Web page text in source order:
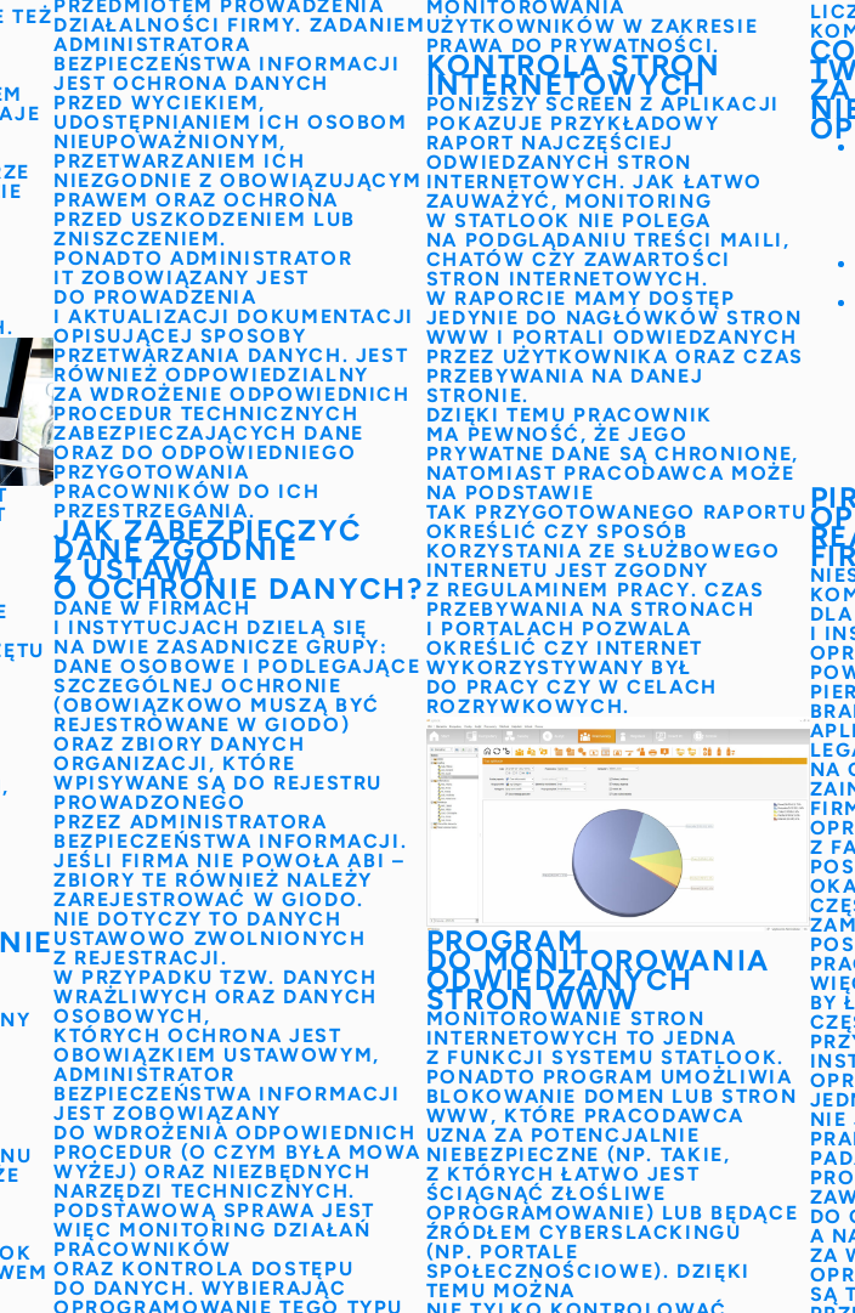
TEŻ
PRZEDMIOTEM PROWADZENIA
DZIAŁALNOŚCI FIRMY. ZADANIEM
ADMINISTRATORA
BEZPIECZEŃSTWA INFORMACJI
JEST OCHRONA DANYCH
PRZED WYCIEKIEM,
UDOSTĘPNIANIEM ICH OSOBOM
NIEUPOWAŻNIONYM,
PRZETWARZANIEM ICH
NIEZGODNIE Z OBOWIĄZUJĄCYM
PRAWEM ORAZ OCHRONA
PRZED USZKODZENIEM LUB
ZNISZCZENIEM.
PONADTO ADMINISTRATOR
IT ZOBOWIĄZANY JEST
DO PROWADZENIA
I AKTUALIZACJI DOKUMENTACJI
OPISUJĄCEJ SPOSOBY
PRZETWARZANIA DANYCH. JEST
RÓWNIEŻ ODPOWIEDZIALNY
ZA WDROŻENIE ODPOWIEDNICH
PROCEDUR TECHNICZNYCH
ZABEZPIECZAJĄCYCH DANE
ORAZ DO ODPOWIEDNIEGO
PRZYGOTOWANIA
PRACOWNIKÓW DO ICH
PRZESTRZEGANIA.
JAK ZABEZPIECZYĆ
DANE ZGODNIE
Z USTAWĄ
O OCHRONIE DANYCH?
DANE W FIRMACH
I INSTYTUCJACH DZIELĄ SIĘ
NA DWIE ZASADNICZE GRUPY:
DANE OSOBOWE I PODLEGAJĄCE
SZCZEGÓLNEJ OCHRONIE
(OBOWIĄZKOWO MUSZĄ BYĆ
REJESTROWANE WGIODO)
ORAZ ZBIORY DANYCH
ORGANIZACJI, KTÓRE
WPISYWANE SĄ DO REJESTRU
PROWADZONEGO
PRZEZ ADMINISTRATORA
BEZPIECZEŃSTWA INFORMACJI.
JEŚLI FIRMA NIE POWOŁAABI –
ZBIORY TE RÓWNIEŻ NALEŻY
ZAREJESTROWAĆ WGIODO.
NIE DOTYCZY TO DANYCH
USTAWOWO ZWOLNIONYCH
Z REJESTRACJI.
W PRZYPADKU TZW. DANYCH
WRAŻLIWYCH ORAZ DANYCH
OSOBOWYCH ,
KTÓRYCH OCHRONA JEST
OBOWIĄZKIEM USTAWOWYM,
ADMINISTRATOR
BEZPIECZEŃSTWA INFORMACJI
JEST ZOBOWIĄZANY
DO WDROŻENIA ODPOWIEDNICH
PROCEDUR (O CZYM BYŁA MOWA
WYŻEJ) ORAZ NIEZBĘDNYCH
NARZĘDZI TECHNICZNYCH.
PODSTAWOWĄ SPRAWA JEST
WIĘC MONITORING DZIAŁAŃ
PRACOWNIKÓW
ORAZ KONTROLA DOSTĘPU
DO DANYCH. WYBIERAJĄC
OPROGRAMOWANIE TEGO TYPU
MONITOROWANIA
UŻYTKOWNIKÓW W ZAKRESIE
PRAWA DO PRYWATNOŚCI.
KONTROLA STRON
INTERNETOWYCH
PONIŻSZY SCREEN Z APLIKACJI
POKAZUJE PRZYKŁADOWY
RAPORT NAJCZĘŚCIEJ
ODWIEDZANYCH STRON
INTERNETOWYCH. JAK ŁATWO
ZAUWAŻYĆ, MONITORING
W STATLOOK NIE POLEGA
NA PODGLĄDANIU TREŚCI MAILI,
CHATÓW CZY ZAWARTOŚCI
STRON INTERNETOWYCH.
W RAPORCIE MAMY DOSTĘP
JEDYNIE DO NAGŁÓWKÓW STRON
WWW I PORTALI ODWIEDZANYCH
PRZEZ UŻYTKOWNIKA ORAZ CZAS
PRZEBYWANIA NA DANEJ
STRONIE.
DZIĘKI TEMU PRACOWNIK
MA PEWNOŚĆ, ŻE JEGO
PRYWATNE DANE SĄ CHRONIONE,
NATOMIAST PRACODAWCA MOŻE
NA PODSTAWIE
TAK PRZYGOTOWANEGO RAPORTU
OKREŚLIĆ CZY SPOSÓB
KORZYSTANIA ZE SŁUŻBOWEGO
INTERNETU JEST ZGODNY
Z REGULAMINEM PRACY. CZAS
PRZEBYWANIA NA STRONACH
I PORTALACH POZWALA
OKREŚLIĆ CZY INTERNET
WYKORZYSTYWANY BYŁ
DO PRACY CZY W CELACH
ROZRYWKOWYCH.
PROGRAM
DO MONITOROWANIA
ODWIEDZANYCH
STRON WWW
MONITOROWANIE STRON
INTERNETOWYCH TO JEDNA
Z FUNKCJI SYSTEMU STATLOOK.
PONADTO PROGRAM UMOŻLIWIA
BLOKOWANIE DOMEN LUB STRON
WWW, KTÓRE PRACODAWCA
UZNA ZA POTENCJALNIE
NIEBEZPIECZNE (NP. TAKIE,
Z KTÓRYCH ŁATWO JEST
ŚCIĄGNĄĆ ZŁOŚLIWE
OPROGRAMOWANIE) LUB BĘDĄCE
ŹRÓDŁEM CYBERSLACKINGU
(NP. PORTALE
SPOŁECZNOŚCIOWE). DZIĘKI
TEMU MOŻNA
I
NA
Z
BY
NIE
DO
A
ZA
SĄ